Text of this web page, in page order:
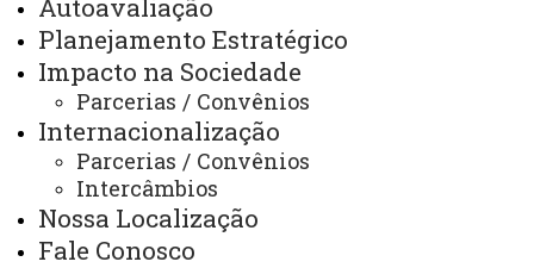
Autoavaliação
Planejamento Estratégico
Impacto na Sociedade
Parcerias / Convênios
Internacionalização
Parcerias / Convênios
Intercâmbios
Nossa Localização
Fale Conosco
Identidade Visual
Mapa do Site
Ouvidoria
Portal Office 365
Sistemas
Telefones